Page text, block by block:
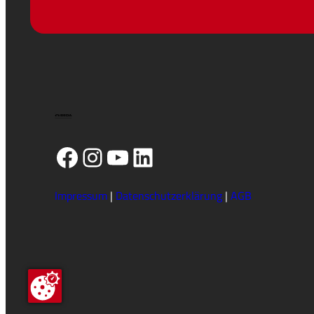
Facebook
Instagram
YouTube
LinkedIn
Impressum | Datenschutzerklärung |AGB